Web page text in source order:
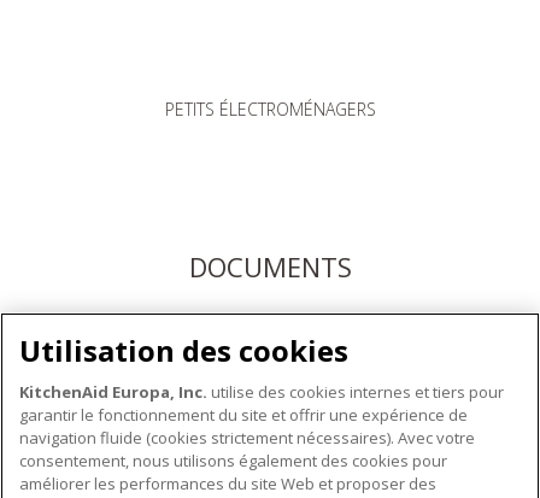
PETITS ÉLECTROMÉNAGERS
DOCUMENTS
Téléchargez les modes d'emploi ici ou enregistrez votre
produit pour bénéficier du service après-vente KitchenAid
Utilisation des cookies
KitchenAid Europa, Inc. utilise des cookies internes et tiers pour
garantir le fonctionnement du site et offrir une expérience de
navigation fluide (cookies strictement nécessaires). Avec votre
consentement, nous utilisons également des cookies pour
améliorer les performances du site Web et proposer des